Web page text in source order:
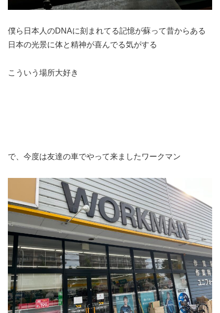
僕ら日本人のDNAに刻まれてる記憶が蘇って昔からある
日本の光景に体と精神が喜んでる気がする
こういう場所大好き
で、今度は友達の車でやって来ましたワークマン